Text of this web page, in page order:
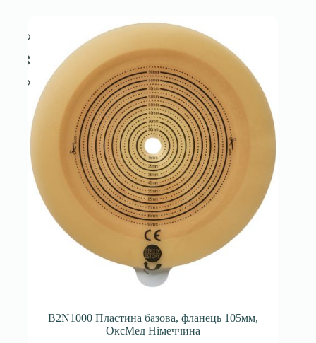
B2N1000 Пластина базова, фланець 105мм,
ОксМед Німеччина